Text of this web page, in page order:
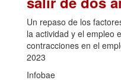
Un repaso de los
la actividad y el empleo
contracciones en el
2023
Infobae